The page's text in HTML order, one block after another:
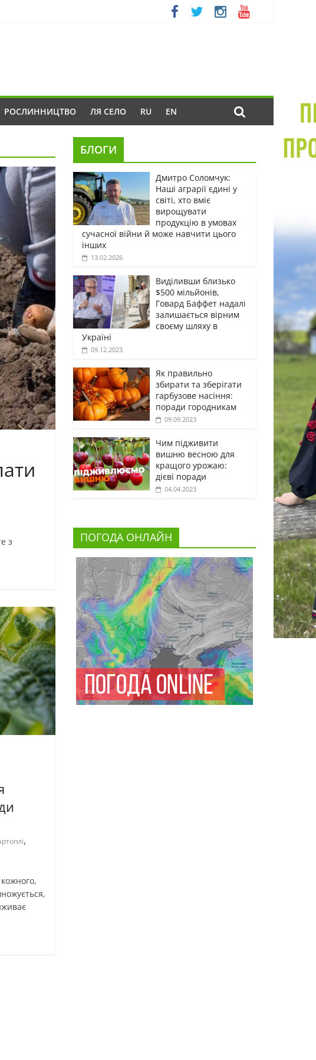
РОСЛИННИЦТВО ЛЯ СЕЛО RU EN
з
,
БЛОГИ
Дмитро Соломчук:
Наші аграрії єдині у
світі, хто вміє
вирощувати
продукцію в умовах
сучасної війни й може навчити цього
інших
13.02.2026
Виділивши близько
$500 мільйонів,
Говард Баффет надалі
залишається вірним
своєму шляху в
Україні
09.12.2023
Як правильно
збирати та зберігати
гарбузове насіння:
поради городникам
09.09.2023
Чим підживити
вишню весною для
кращого урожаю:
дієві поради
04.04.2023
ПОГОДА ОНЛАЙН